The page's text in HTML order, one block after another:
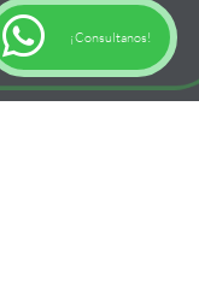
¡Consultanos!